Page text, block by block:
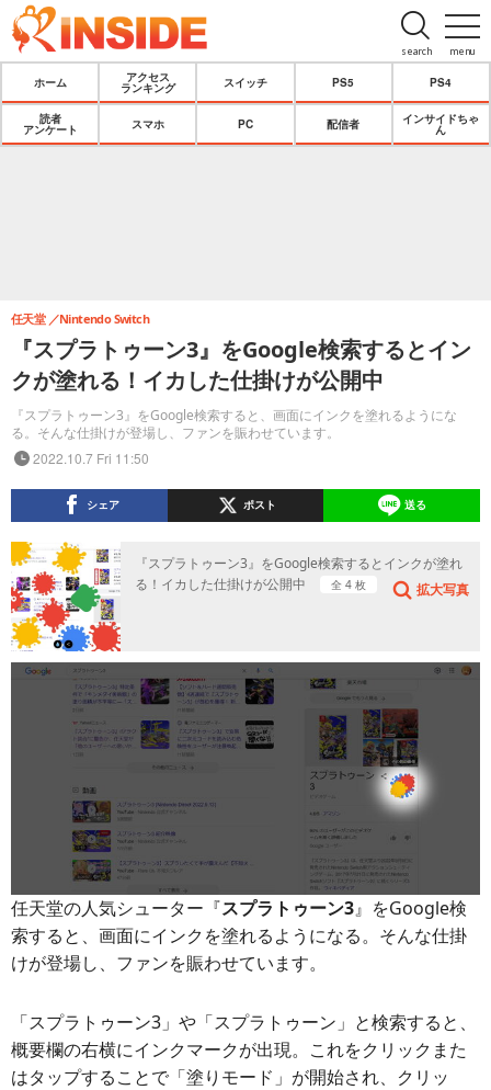
menu
search
ホーム
アクセス
ランキング
スイッチ PS5 PS4
読者
アンケート
スマホ PC 配信者
インサイドちゃ
ん
『スプラトゥーン3』をGoogle検索するとイン
クが塗れる！イカした仕掛けが公開中
『スプラトゥーン3』をGoogle検索すると、画面にインクを塗れるようにな
る。そんな仕掛けが登場し、ファンを賑わせています。
任天堂 Nintendo Switch
2022.10.7 Fri 11:50
シェア ポスト 送る
『スプラトゥーン3』をGoogle検索するとインクが塗れ
る！イカした仕掛けが公開中
全 4 枚 拡大写真
任天堂の人気シューター『スプラトゥーン3』をGoogle検
索すると、画面にインクを塗れるようになる。そんな仕掛
けが登場し、ファンを賑わせています。
「スプラトゥーン3」や「スプラトゥーン」と検索すると、
概要欄の右横にインクマークが出現。これをクリックまた
はタップすることで「塗りモード」が開始され、クリッ